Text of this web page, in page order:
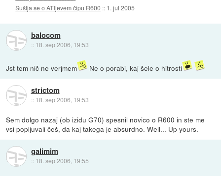
Sušlja se o ATIjevem čipu R600 :: 1. jul 2005
balocom
:: 18. sep 2006, 19:53
Jst tem nič ne verjmem Ne o porabi, kaj šele o hitrosti
strictom
:: 18. sep 2006, 19:53
Sem dolgo nazaj (ob izidu G70) spesnil novico o R600 in ste me
vsi popljuvali češ, da kaj takega je absurdno. Well... Up yours.
galimim
:: 18. sep 2006, 19:55